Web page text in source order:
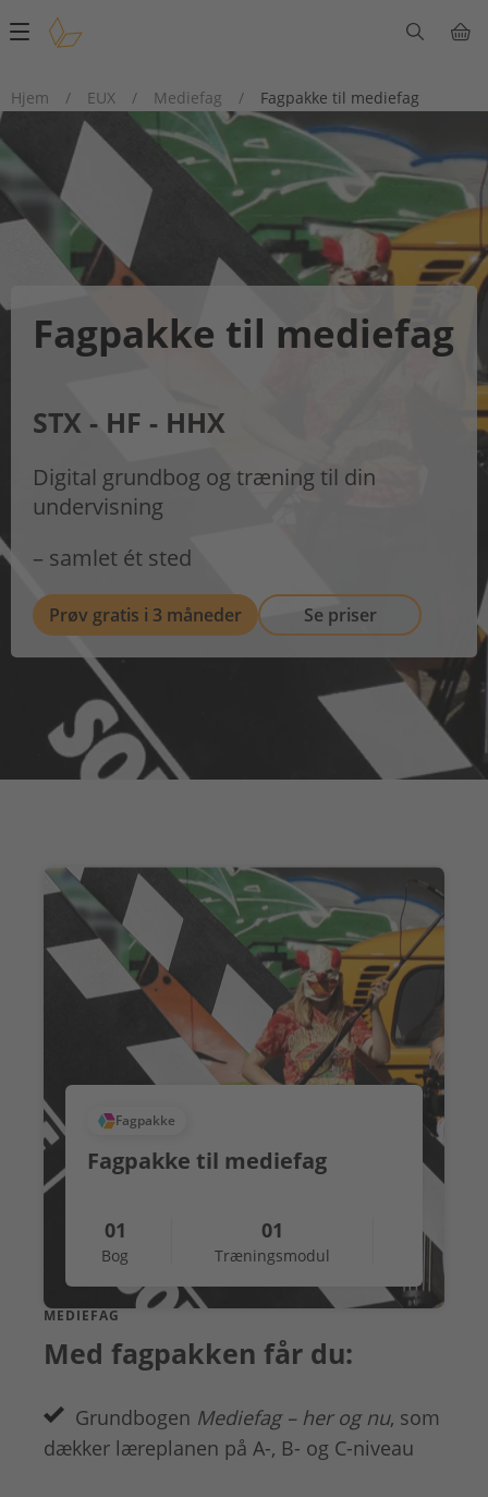
Main
Hjem
/ EUX / Mediefag / Fagpakke til mediefag
Fagpakke til mediefag
STX - HF - HHX
Digital grundbog og træning til din
undervisning
– samlet ét sted
Prøv gratis i 3 måneder Se priser
Fagpakke
Fagpakke til mediefag
01
Bog
01
Træningsmodul
MEDIEFAG
Med fagpakken får du:
Grundbogen Mediefag – her og nu, som
dækker læreplanen på A-, B- og C-niveau